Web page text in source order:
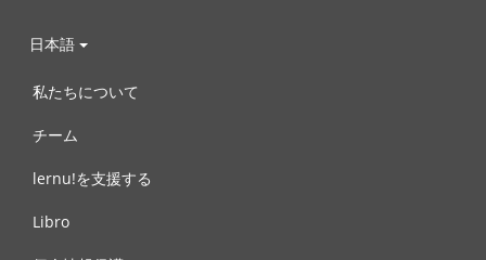
日本語
私たちについて
チーム
lernu!を支援する
Libro